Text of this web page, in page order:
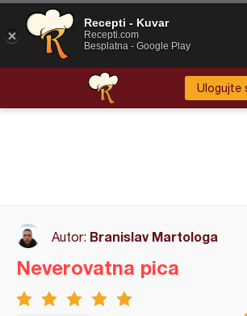
Ulogujte
Autor: Branislav Martologa
Neverovatna pica
Recepti - Kuvar
Recepti.com
Besplatna - Google Play